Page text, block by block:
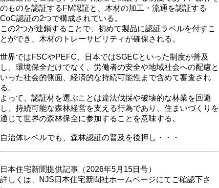
のものを認証するFM認証と、木材の加工・流通を認証する
CoC認証の2つで構成されている。
この2つが連鎖することで、初めて製品に認証ラベルを付すこ
とができ、木材のトレーサビリティが確保される。
世界ではFSCやPEFC、日本ではSGECといった制度が普及
し、環境保全だけでなく、労働者の安全や地域社会への配慮と
いった社会的側面、経済的な持続可能性まで含めて審査され
る。
よって、認証材を選ぶことは違法伐採や破壊的な林業を回避
し、持続可能な森林経営を支える行為であり、住まいづくりを
通じて世界の森林保全に参加することを意味する。
自治体レベルでも、森林認証の普及を後押し・・・
日本住宅新聞提供記事（2026年5月15日号）
詳しくは、NJS日本住宅新聞社ホームページにてご確認下さ